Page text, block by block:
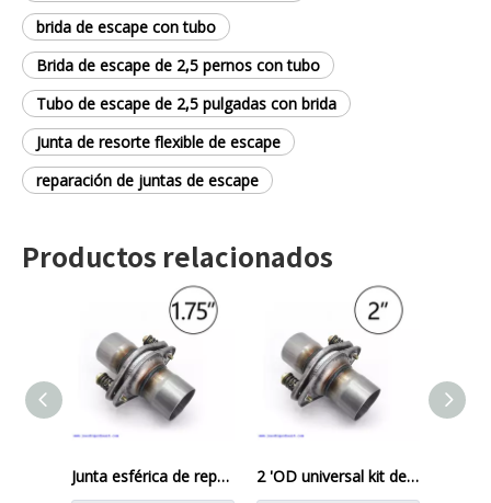
brida de escape con tubo
Brida de escape de 2,5 pernos con tubo
Tubo de escape de 2,5 pulgadas con brida
Junta de resorte flexible de escape
reparación de juntas de escape
Productos relacionados
Junta esférica de reparación de tuberías de brida de silenciador de escape de 1 3/4' 1,75' 2 'OD universal kit de brida flexible reparación de escape de reemplazo OEM Flexi Junta